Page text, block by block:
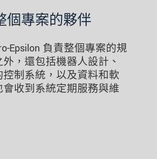
個專案的夥伴
Epsilon 負責整個專案的規
，還包括機器人設計、
制系統，以及資料和軟
收到系統定期服務與維